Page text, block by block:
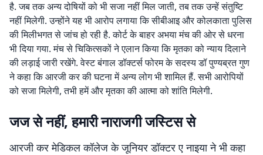
है. जब तक अन्य दोषियों को भी सजा नहीं मिल जाती, तब तक उन्हें संतुष्टि
नहीं मिलेगी. उन्होंने यह भी आरोप लगाया कि सीबीआइ और कोलकाता पुलिस
की मिलीभगत से जांच हो रही है. कोर्ट के बाहर अभया मंच की ओर से धरना
भी दिया गया. मंच से चिकित्सकों ने एलान किया कि मृतका को न्याय दिलाने
की लड़ाई जारी रखेंगे. वेस्ट बंगाल डॉक्टर्स फोरम के सदस्य डॉ पुण्यब्रत गुण
ने कहा कि आरजी कर की घटना में अन्य लोग भी शामिल हैं. सभी आरोपियों
को सजा मिलेगी, तभी हमें और मृतका की आत्मा को शांति मिलेगी.
जज से नहीं, हमारी नाराजगी जस्टिस से
आरजी कर मेडिकल कॉलेज के जूनियर डॉक्टर ए नाइया ने भी कहा